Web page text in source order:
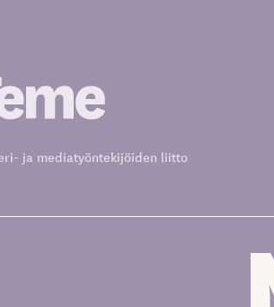
ja mediatyöntekijöiden liitto